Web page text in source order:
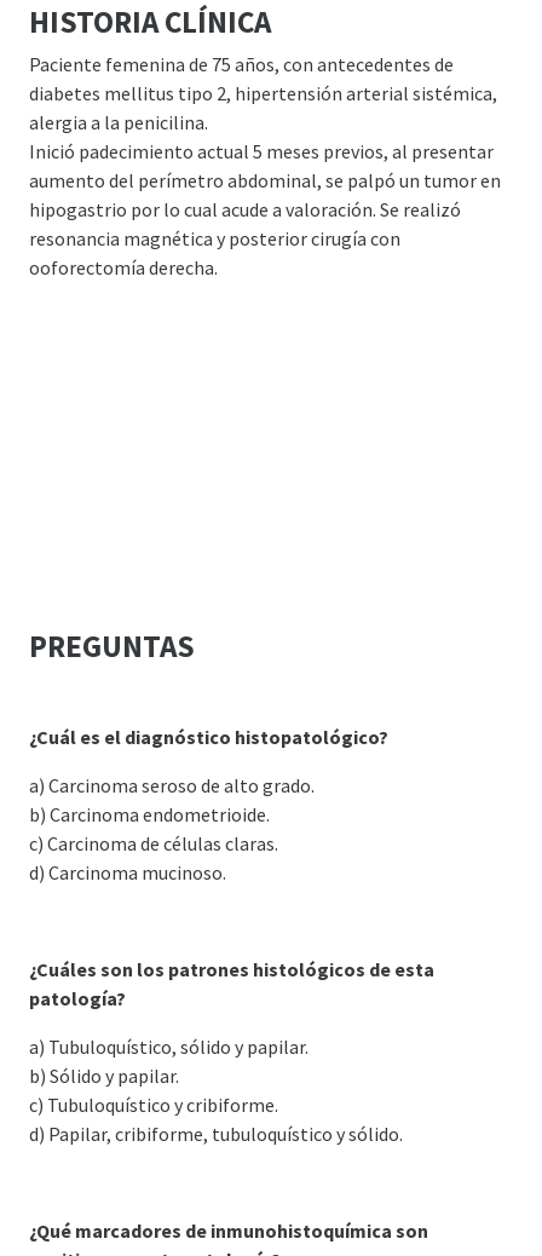
HISTORIA CLÍNICA
Paciente femenina de 75 años, con antecedentes de
diabetes mellitus tipo 2, hipertensión arterial sistémica,
alergia a la penicilina.
Inició padecimiento actual 5 meses previos, al presentar
aumento del perímetro abdominal, se palpó un tumor en
hipogastrio por lo cual acude a valoración. Se realizó
resonancia magnética y posterior cirugía con
ooforectomía derecha.
PREGUNTAS
¿Cuál es el diagnóstico histopatológico?
a) Carcinoma seroso de alto grado.
b) Carcinoma endometrioide.
c) Carcinoma de células claras.
d) Carcinoma mucinoso.
¿Cuáles son los patrones histológicos de esta
patología?
a) Tubuloquístico, sólido y papilar.
b) Sólido y papilar.
c) Tubuloquístico y cribiforme.
d) Papilar, cribiforme, tubuloquístico y sólido.
¿Qué marcadores de inmunohistoquímica son